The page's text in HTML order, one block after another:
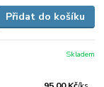
Přidat do košíku
Skladem